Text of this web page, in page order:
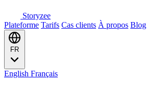
Storyzee
Plateforme Tarifs Cas clients À propos Blog
English Français